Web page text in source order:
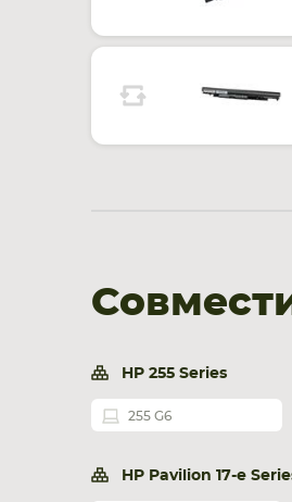
HP 255 Series
255 G6
HP Pavilion 17-e